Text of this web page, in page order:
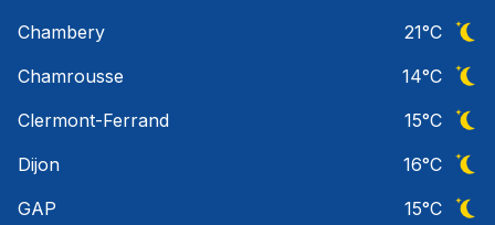
Chambery
21°C
Chamrousse
14°C
Clermont-Ferrand
15°C
Dijon
16°C
GAP
15°C